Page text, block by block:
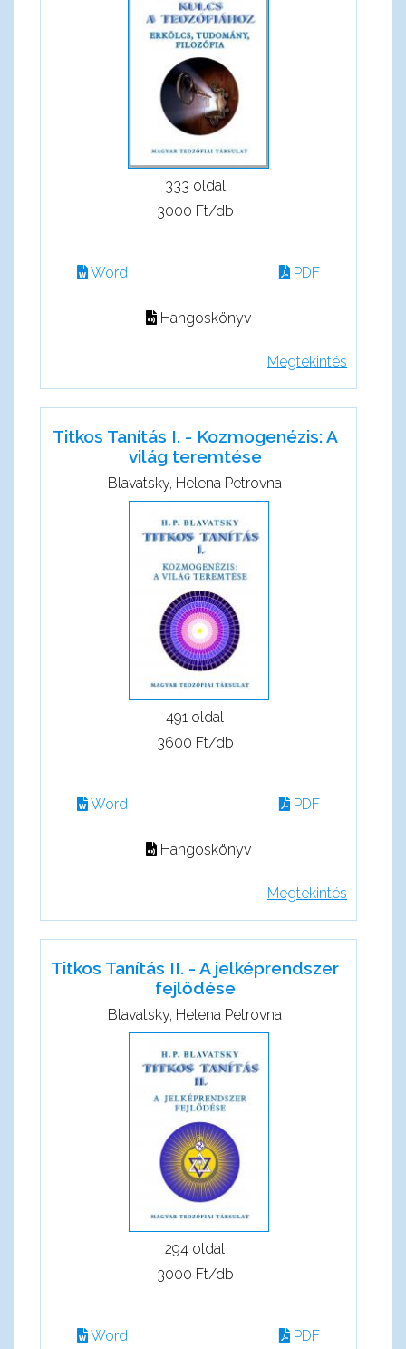
333 oldal
3000 Ft/db
Word PDF
Hangoskönyv
Megtekintés
Titkos Tanítás I. - Kozmogenézis: A
világ teremtése
Blavatsky, Helena Petrovna
491 oldal
3600 Ft/db
Word PDF
Hangoskönyv
Megtekintés
Titkos Tanítás II. - A jelképrendszer
fejlődése
Blavatsky, Helena Petrovna
294 oldal
3000 Ft/db
Word PDF